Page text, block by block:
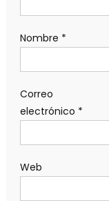
Nombre *
Correo
electrónico *
Web